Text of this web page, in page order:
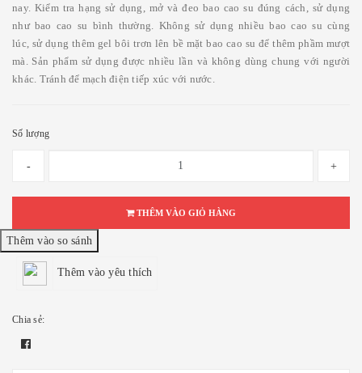
nay. Kiểm tra hạng sử dụng, mở và đeo bao cao su đúng cách, sử dụng
như bao cao su bình thường. Không sử dụng nhiều bao cao su cùng
lúc, sử dụng thêm gel bôi trơn lên bề mặt bao cao su để thêm phầm mượt
mà. Sản phẩm sử dụng được nhiều lần và không dùng chung với người
khác. Tránh để mạch điện tiếp xúc với nước.
Số lượng
- +
THÊM VÀO GIỎ HÀNG
Thêm vào yêu thích
Chia sẻ: